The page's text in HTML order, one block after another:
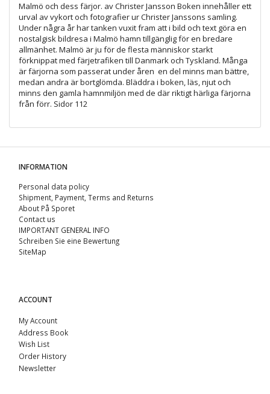
Malmö och dess färjor. av Christer Jansson Boken innehåller ett
urval av vykort och fotografier ur Christer Janssons samling.
Under några år har tanken vuxit fram att i bild och text göra en
nostalgisk bildresa i Malmö hamn tillgänglig för en bredare
allmänhet. Malmö är ju för de flesta människor starkt
förknippat med färjetrafiken till Danmark och Tyskland. Många
är färjorna som passerat under åren  en del minns man bättre,
medan andra är bortglömda. Bläddra i boken, läs, njut och
minns den gamla hamnmiljön med de där riktigt härliga färjorna
från förr. Sidor 112
INFORMATION
Personal data policy
Shipment, Payment, Terms and Returns
About På Sporet
Contact us
IMPORTANT GENERAL INFO
Schreiben Sie eine Bewertung
SiteMap
ACCOUNT
My Account
Address Book
Wish List
Order History
Newsletter